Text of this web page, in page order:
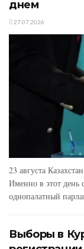
днем
27.07.2026
23 августа
Именно в этот день
однопалатный
Выборы в